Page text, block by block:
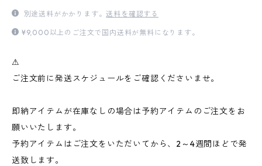
別途送料がかかります。送料を確認する
¥9,000以上のご注文で国内送料が無料になります。
⚠︎
ご注文前に発送スケジュールをご確認くださいませ。
即納アイテムが在庫なしの場合は予約アイテムのご注文をお
願いいたします。
予約アイテムはご注文をいただいてから、2～4週間ほどで発
送致します。